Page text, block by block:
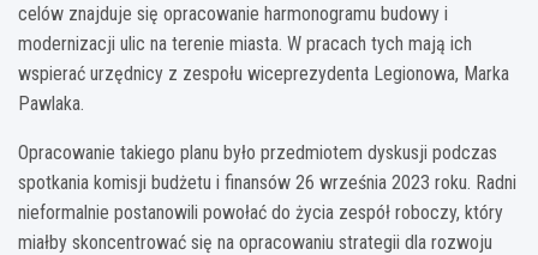
celów znajduje się opracowanie harmonogramu budowy i
modernizacji ulic na terenie miasta. W pracach tych mają ich
wspierać urzędnicy z zespołu wiceprezydenta Legionowa, Marka
Pawlaka.
Opracowanie takiego planu było przedmiotem dyskusji podczas
spotkania komisji budżetu i finansów 26 września 2023 roku. Radni
nieformalnie postanowili powołać do życia zespół roboczy, który
miałby skoncentrować się na opracowaniu strategii dla rozwoju